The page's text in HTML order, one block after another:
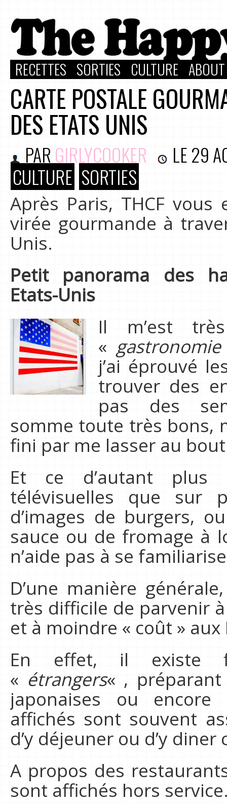
RECETTES SORTIES CULTURE
CARTE POSTALE
DES ETATS UNIS
PAR GIRLYCOOKER LE29
CULTURE SORTIES
Après Paris, THCF
virée gourmande à
Unis.
Petit panorama des
Etats-Unis
Il m’est
«
j’ai éprouvé
trouver des
pas des
somme toute très bons,
fini par me lasser au
Et ce d’autant
télévisuelles que sur
d’images de burgers,
sauce ou de fromage à
n’aide pas à se
D’une manière
très difficile de parvenir
et à moindre « coût » aux
En effet, il existe
« étrangers« , préparant
japonaises ou
affichés sont souvent
d’y déjeuner ou d’y
A propos des
sont affichés hors